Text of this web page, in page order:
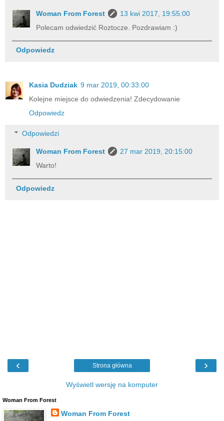
Woman From Forest
13 kwi 2017, 19:55:00
Polecam odwiedzić Roztocze. Pozdrawiam :)
Odpowiedz
Kasia Dudziak 9 mar 2019, 00:33:00
Kolejne miejsce do odwiedzenia! Zdecydowanie
Odpowiedz
Odpowiedzi
Woman From Forest
27 mar 2019, 20:15:00
Warto!
Odpowiedz
‹ ›
Strona główna
Wyświetl wersję na komputer
Woman From Forest
Woman From Forest